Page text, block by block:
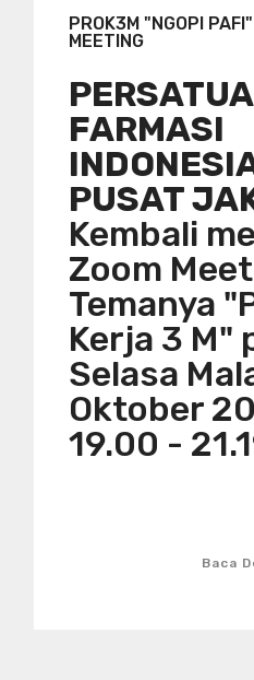
PROK3M "NGOPI
MEETING
FARMASI
PUSAT
Kembali
Zoom
Temanya
Kerja 3 M"
Selasa
Oktober
19.00 -
Baca